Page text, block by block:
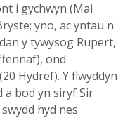
i gychwyn (Mai
yno, ac yntau'n
y tywysog Rupert,
ond
Hydref). Y flwyddyn
a bod yn siryf Sir
hyd nes